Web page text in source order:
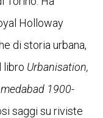
Holloway
di storia urbana,
libro Urbanisation,
1900-
saggi su riviste